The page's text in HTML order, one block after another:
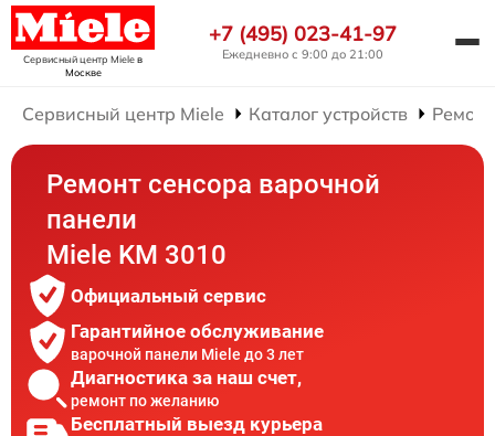
Сервисный центр Mieleв
Москве
+7 (495) 023-41-97
Ежедневно с 9:00 до 21:00
Сервисный центр Miele Каталог устройств
Ремонт сенсора варочной
панели
Miele KM 3010
Официальный сервис
Гарантийное обслуживание
варочной панели Miele до 3 лет
Диагностика за наш счет,
ремонт по желанию
Бесплатный выезд курьера